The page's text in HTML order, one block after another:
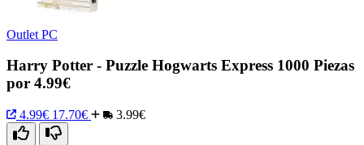
Outlet PC
Harry Potter - Puzzle Hogwarts Express 1000 Piezas
por 4.99€
4.99€ 17.70€ 3.99€